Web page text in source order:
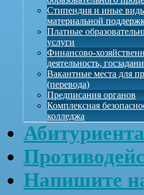
Стипендия и иные
материальной
Платные
услуги
Финансово-
деятельность,
Вакантные места для
(перевода)
Предписания органов
Комплексная
колледжа
Напишите